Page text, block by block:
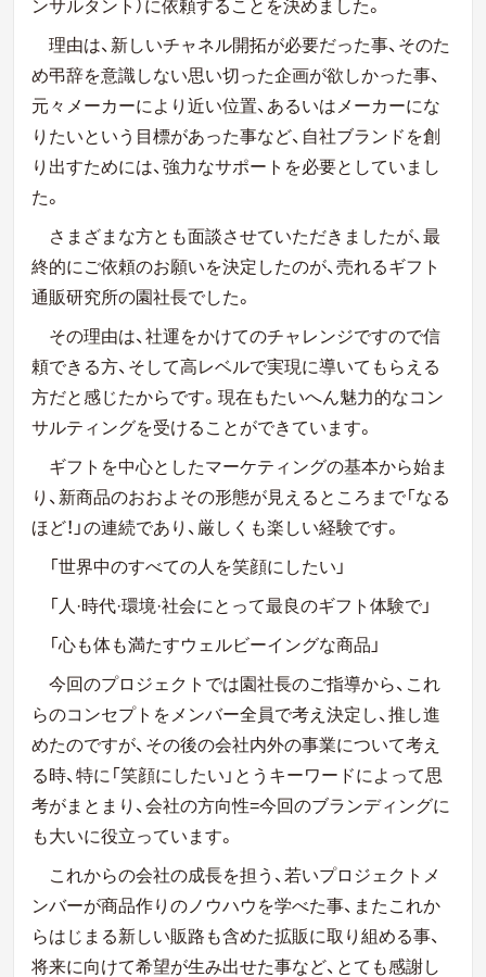
理由は、新しいチャネル開拓が必要だった事、そのた
め弔辞を意識しない思い切った企画が欲しかった事、
元々メーカーにより近い位置、あるいはメーカーにな
りたいという目標があった事など、自社ブランドを創
り出すためには、強力なサポートを必要としていまし
た。
さまざまな方とも面談させていただきましたが、最
終的にご依頼のお願いを決定したのが、売れるギフト
通販研究所の園社長でした。
その理由は、社運をかけてのチャレンジですので信
頼できる方、そして高レベルで実現に導いてもらえる
方だと感じたからです。現在もたいへん魅力的なコン
サルティングを受けることができています。
ギフトを中心としたマーケティングの基本から始ま
り、新商品のおおよその形態が見えるところまで「なる
ほど！」の連続であり、厳しくも楽しい経験です。
「世界中のすべての人を笑顔にしたい」
「人·時代·環境·社会にとって最良のギフト体験で」
「心も体も満たすウェルビーイングな商品」
今回のプロジェクトでは園社長のご指導から、これ
らのコンセプトをメンバー全員で考え決定し、推し進
めたのですが、その後の会社内外の事業について考え
る時、特に「笑顔にしたい」とうキーワードによって思
考がまとまり、会社の方向性=今回のブランディングに
も大いに役立っています。
これからの会社の成長を担う、若いプロジェクトメ
ンバーが商品作りのノウハウを学べた事、またこれか
らはじまる新しい販路も含めた拡販に取り組める事、
将来に向けて希望が生み出せた事など、とても感謝し